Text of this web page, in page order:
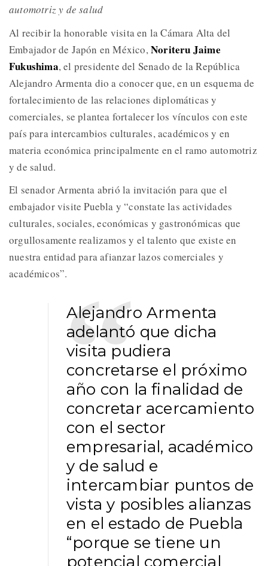
automotriz y de salud
Al recibir la honorable visita en la Cámara Alta del
Embajador de Japón en México,Noriteru Jaime
Fukushima, el presidente del Senado de la República
Alejandro Armenta dio a conocer que, en un esquema de
fortalecimiento de las relaciones diplomáticas y
comerciales, se plantea fortalecer los vínculos con este
país para intercambios culturales, académicos y en
materia económica principalmente en el ramo automotriz
y de salud.
El senador Armenta abrió la invitación para que el
embajador visite Puebla y “constate las actividades
culturales, sociales, económicas y gastronómicas que
orgullosamente realizamos y el talento que existe en
nuestra entidad para afianzar lazos comerciales y
académicos”.
Alejandro Armenta
adelantó que dicha
visita pudiera
concretarse el próximo
año con la finalidad de
concretar acercamiento
con el sector
empresarial, académico
y de salud e
intercambiar puntos de
vista y posibles alianzas
en el estado de Puebla
“porque se tiene un
potencial comercial